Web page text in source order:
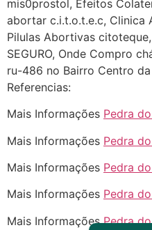
mis0prostol, Efeitos
abortar c.i.t.o.t.e.c,
Pilulas Abortivas
SEGURO, Onde Compro
ru-486 no Bairro Centro
Referencias:
Mais Informações Pedra
Mais Informações Pedra
Mais Informações Pedra
Mais Informações Pedra
Mais InformaçõesPedra
http://
Eu
22/05/
http://
Deve
mesmo
22/05/
http://